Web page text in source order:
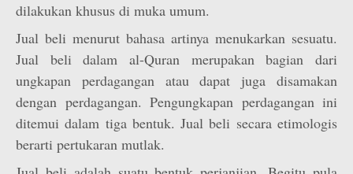
dilakukan khusus di muka umum.
Jual beli menurut bahasa artinya menukarkan sesuatu.
Jual beli dalam al-Quran merupakan bagian dari
ungkapan perdagangan atau dapat juga disamakan
dengan perdagangan. Pengungkapan perdagangan ini
ditemui dalam tiga bentuk. Jual beli secara etimologis
berarti pertukaran mutlak.